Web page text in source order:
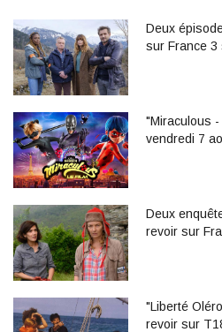
Deux
sur France 3
"Miraculous -
vendredi 7
Deux
revoir sur
"Liberté
revoir sur